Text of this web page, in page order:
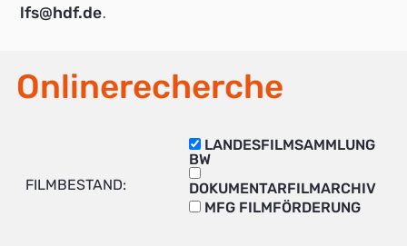
lfs@hdf.de.
Onlinerecherche
FILMBESTAND:
LANDESFILMSAMMLUNG
BW
DOKUMENTARFILMARCHIV
MFG FILMFÖRDERUNG